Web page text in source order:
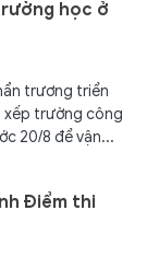
học ở
trương triển
xếp trường công
20/8 để vận...
Điểm thi